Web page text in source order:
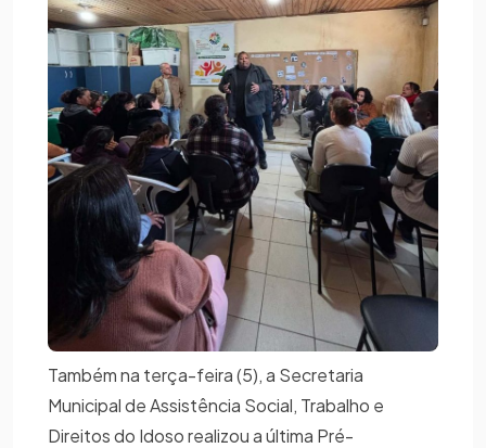
Também na terça-feira (5), a Secretaria
Municipal de Assistência Social, Trabalho e
Direitos do Idoso realizou a última Pré-